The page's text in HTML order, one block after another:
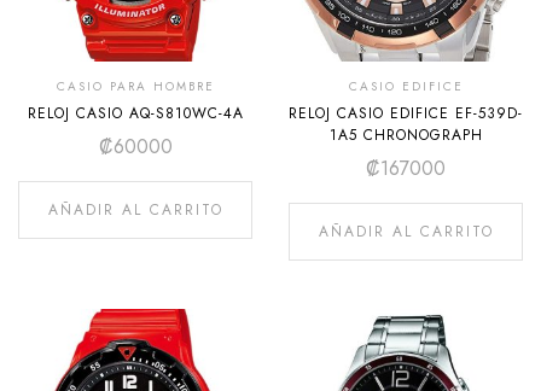
CASIO PARA HOMBRE
RELOJ CASIO AQ-S810WC-4A
₡60000
AÑADIR AL CARRITO
CASIO EDIFICE
RELOJ CASIO EDIFICE EF-539D-
1A5 CHRONOGRAPH
₡167000
AÑADIR AL CARRITO